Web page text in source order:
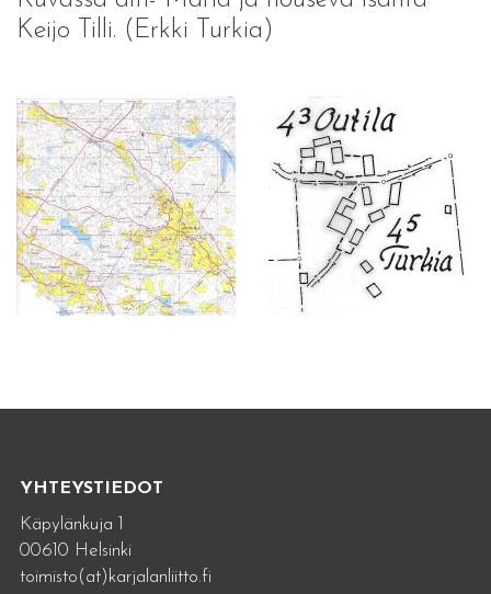
Keijo Tilli. (Erkki Turkia)
YHTEYSTIEDOT
Käpylänkuja 1
00610 Helsinki
toimisto(at)karjalanliitto.fi